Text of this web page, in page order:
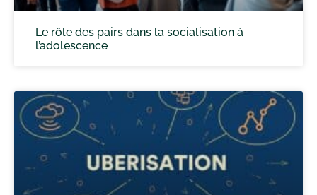
Le rôle des pairs dans la socialisation à
l’adolescence